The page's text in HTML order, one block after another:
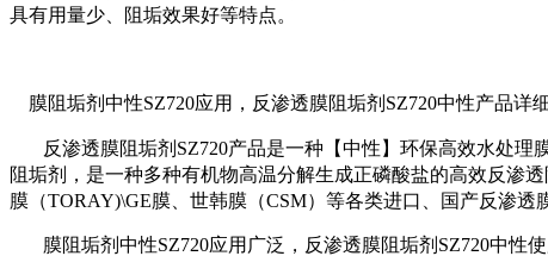
具有用量少、阻垢效果好等特点。
膜阻垢剂中性SZ720应用， 反渗透膜阻垢剂 SZ720中性产品详
反渗透膜阻垢剂 SZ720产品是一种【中性】环保高效水处理
阻垢剂，是一种多种有机物高温分解生成正磷酸盐的高效反渗
膜（TORAY)\GE膜、世韩膜（CSM）等各类进口、国产反渗透
膜阻垢剂中性SZ720应用广泛， 反渗透膜阻垢剂 SZ720中性